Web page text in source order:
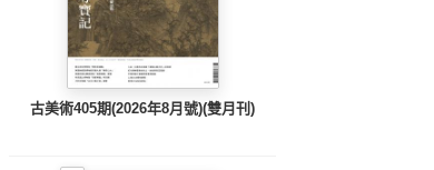
古美術405期(2026年8月號)(雙月刊)